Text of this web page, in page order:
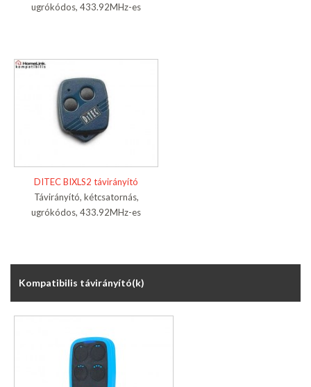
ugrókódos, 433.92MHz-es
DITEC BIXLS2 távirányító
Távirányító, kétcsatornás,
ugrókódos, 433.92MHz-es
Kompatibilis távirányító(k)